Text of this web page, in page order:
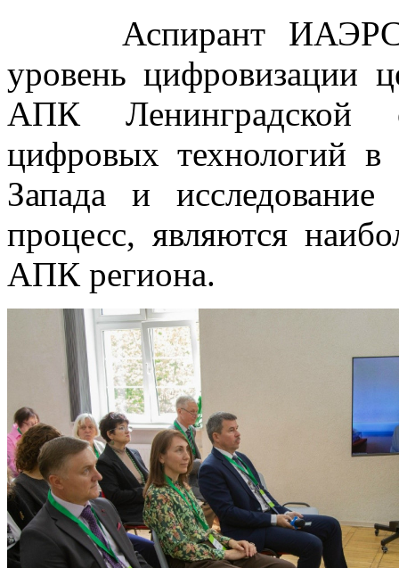
Аспирант ИАЭРСТ
уровень цифровизации
АПК Ленинградской
цифровых технологий
Запада и
процесс, являются
АПК региона.